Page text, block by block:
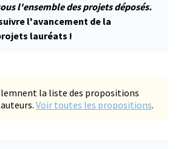
l'ensemble des projets déposés.
l'avancement de la
lauréats !
la liste des propositions
Voir toutes les propositions.